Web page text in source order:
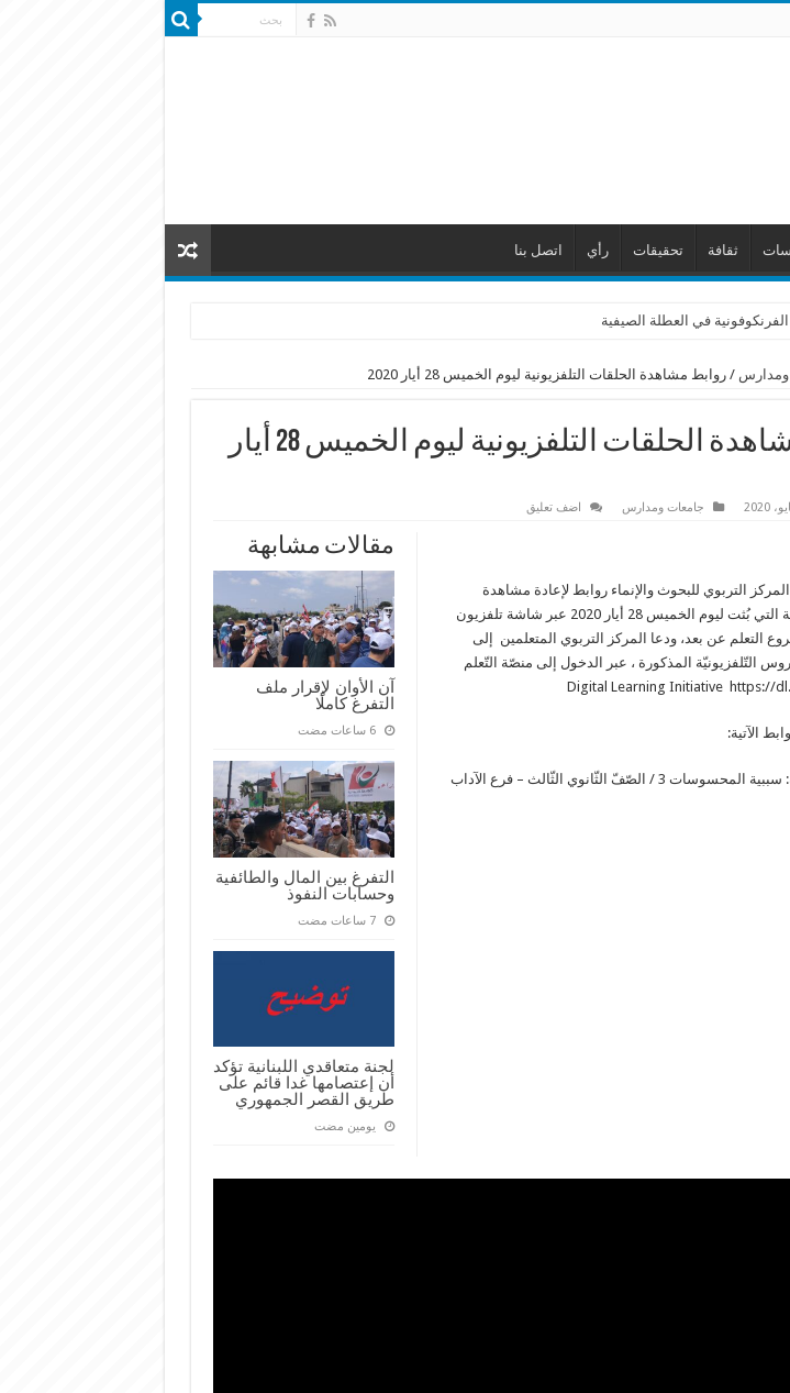
ثقافة تحقيقات رأي اتصل بنا
في العطلة الصيفية
ومدارس / روابط مشاهدة الحلقات التلفزيونية ليوم الخميس 28 أيار 2020
روابط مشاهدة الحلقات التلفزيونية ليوم الخميس 28 أيار
جامعات ومدارس اضف تعليق
مقالات مشابهة
آن الأوان لإقرار ملف
التفرغ كاملًا
‏6 ساعات مضت
التفرغ بين المال والطائفية
وحسابات النفوذ
‏7 ساعات مضت
لجنة متعاقدي اللبنانية تؤكد
أن إعتصامها غدا قائم على
طريق القصر الجمهوري
‏يومين مضت
المركز التربوي للبحوث والإنماء روابط لإعادة مشاهدة
الحلقات التلفزيونية التي بُثت ليوم الخميس 28 أيار 2020 عبر شاشة تلفزيون
التعلم عن بعد، ودعا المركز التربوي المتعلمين إلى
التّلفزيونيّة المذكورة ، عبر الدخول إلى منصّة التّعلم
الآتية:
مادة فلسفة عربيّة: سببية المحسوسات 3 / الصّفّ الثّانوي الثّالث – فرع الآداب